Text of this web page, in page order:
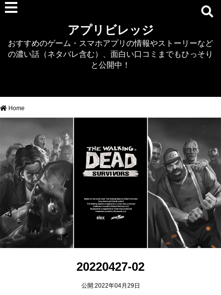
デタリキZ
アナザーエデン
RTS/MOBA
アクション
シミュレーション
牧場婚活
DEAD OR ALIVE XVV
パズル/クイズ
ノベル
おすすめ
アプリビレッジ
おすすめのゲーム・スマホアプリの情報やストーリーなど
の濃い話（ネタバレ含む）、面白い口コミまでもひっそり
と公開中！
Home
20220427-02
公開:2022年04月29日